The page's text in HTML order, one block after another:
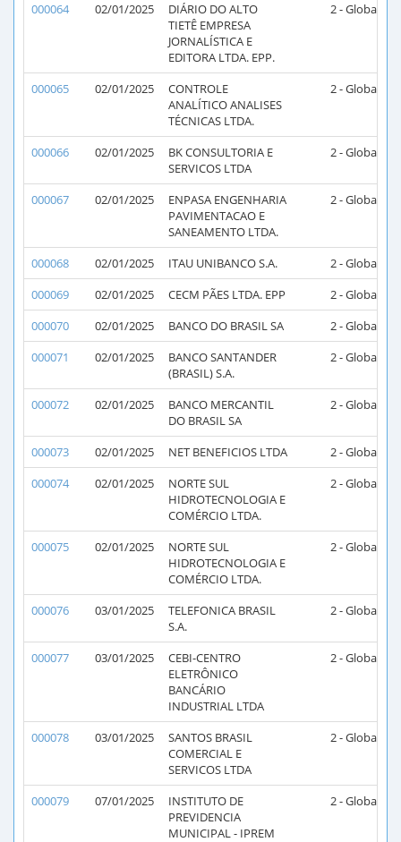
000064 02/01/2025
DIÁRIO DO ALTO
TIETÊ EMPRESA
JORNALÍSTICA E
EDITORA LTDA. EPP.
2 - Global
000065 02/01/2025
CONTROLE
ANALÍTICO ANALISES
TÉCNICAS LTDA.
2 - Global
000066 02/01/2025
BK CONSULTORIA E
SERVICOS LTDA
2 - Global
000067 02/01/2025
ENPASA ENGENHARIA
PAVIMENTACAO E
SANEAMENTO LTDA.
2 - Global
000068 02/01/2025 ITAU UNIBANCO S.A. 2 - Global
000069
02/01/2025 CECM PÃES LTDA. EPP 2 - Global
000070
02/01/2025 BANCO DO BRASIL SA 2 - Global
000071
02/01/2025
BANCO SANTANDER
(BRASIL) S.A.
2 - Global
000072 02/01/2025
BANCO MERCANTIL
DO BRASIL SA
2 - Global
000073 02/01/2025 NET BENEFICIOS LTDA 2 - Global
000074
02/01/2025
NORTE SUL
HIDROTECNOLOGIA E
COMÉRCIO LTDA.
2 - Global
000075 02/01/2025
NORTE SUL
HIDROTECNOLOGIA E
COMÉRCIO LTDA.
2 - Global
000076 03/01/2025
TELEFONICA BRASIL
S.A.
2 - Global
000077 03/01/2025
CEBI-CENTRO
ELETRÔNICO
BANCÁRIO
INDUSTRIAL LTDA
2 - Global
000078 03/01/2025
SANTOS BRASIL
COMERCIAL E
SERVICOS LTDA
2 - Global
000079 07/01/2025
INSTITUTO DE
PREVIDENCIA
MUNICIPAL - IPREM
2 - Global